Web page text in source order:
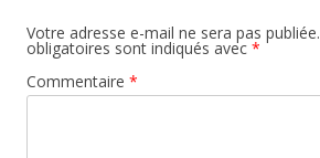
Votre adresse e-mail ne sera pas publiée.
obligatoires sont indiqués avec *
Commentaire *